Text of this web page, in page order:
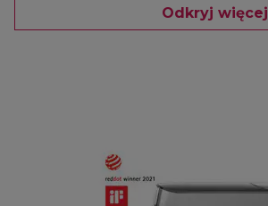
Odkryj więcej